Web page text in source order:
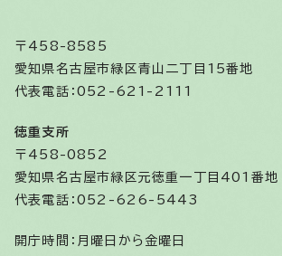
〒458-8585
愛知県名古屋市緑区青山二丁目15番地
代表電話：052-621-2111
徳重支所
〒458-0852
愛知県名古屋市緑区元徳重一丁目401番地
代表電話：052-626-5443
開庁時間： 月曜日から金曜日